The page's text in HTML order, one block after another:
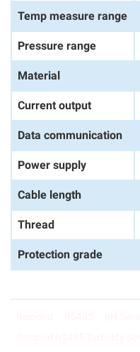
Temp measure range
Pressure range
Material
Current output
Data communication
Power supply
Cable length
Thread
Protection grade